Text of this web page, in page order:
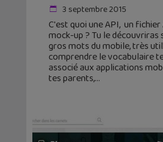
3 septembre 2015
C'est quoi une API, un fichier
mock-up ? Tu le découvriras
gros mots du mobile, très
comprendre le vocabulaire
associé aux applications
tes parents,